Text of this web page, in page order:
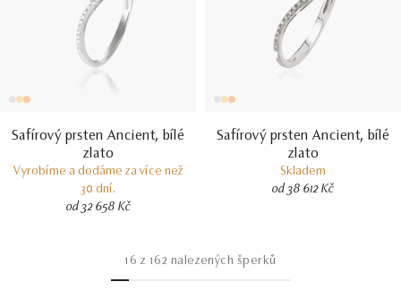
Safírový prsten Ancient, bílé
zlato
Vyrobíme a dodáme za více než
30 dní.
od 32 658 Kč
Safírový prsten Ancient, bílé
zlato
Skladem
od 38 612 Kč
16 z 162 nalezených šperků